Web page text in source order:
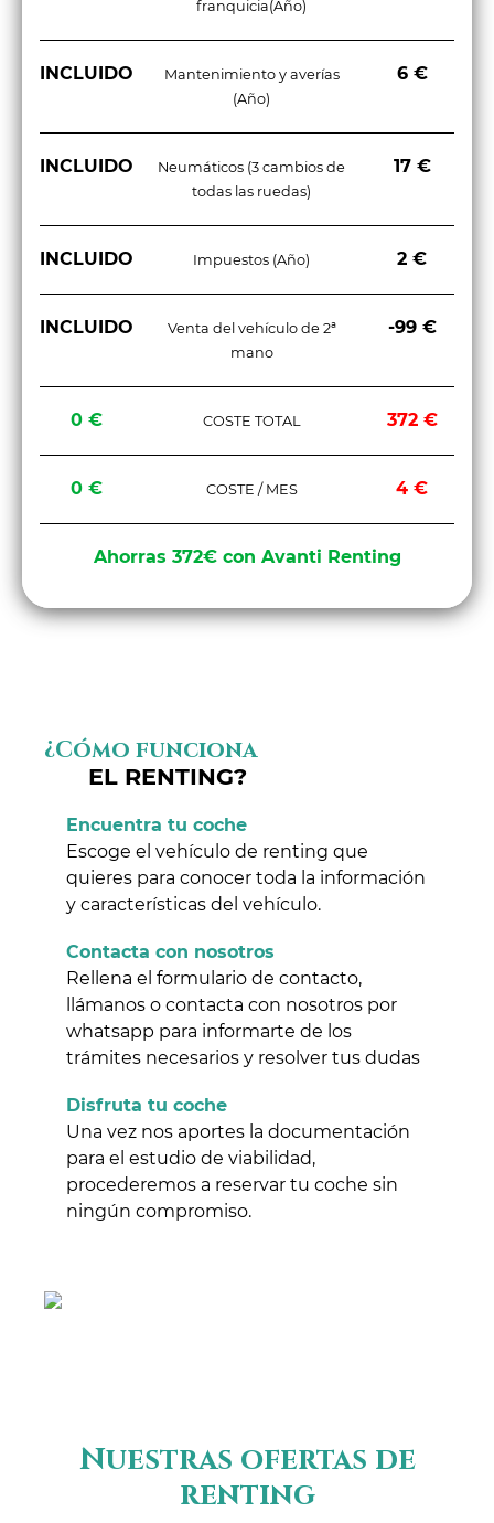
franquicia(Año)
INCLUIDO
Mantenimiento y averías
(Año)
6 €
INCLUIDO
Neumáticos (3 cambios de
todas las ruedas)
17 €
INCLUIDO Impuestos (Año) 2 €
INCLUIDO
Venta del vehículo de 2ª
mano
-99 €
0 € COSTE TOTAL 372 €
0 € COSTE / MES 4 €
Ahorras 372€ con Avanti Renting
¿Cómo funciona
EL RENTING?
Encuentra tu coche
Escoge el vehículo de renting que
quieres para conocer toda la información
y características del vehículo.
Contacta con nosotros
Rellena el formulario de contacto,
llámanos o contacta con nosotros por
whatsapp para informarte de los
trámites necesarios y resolver tus dudas
Disfruta tu coche
Una vez nos aportes la documentación
para el estudio de viabilidad,
procederemos a reservar tu coche sin
ningún compromiso.
Nuestras ofertas de
renting